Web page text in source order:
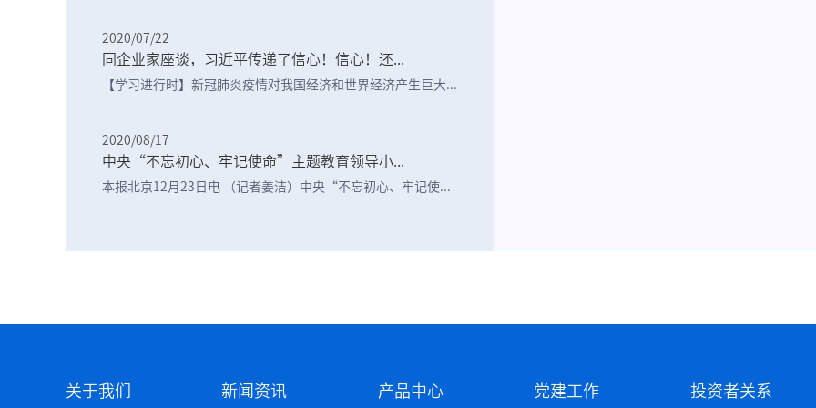
2020/07/22
同企业家座谈，习近平传递了信心！信心！还...
【学习进行时】新冠肺炎疫情对我国经济和世界经济产生巨大...
2020/08/17
中央“不忘初心、牢记使命”主题教育领导小...
本报北京12月23日电 （记者姜洁）中央“不忘初心、牢记使...
关于我们 新闻资讯 产品中心 党建工作 投资者关系